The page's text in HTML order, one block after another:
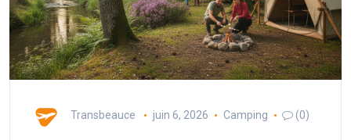
Transbeauce juin 6, 2026 Camping (0)